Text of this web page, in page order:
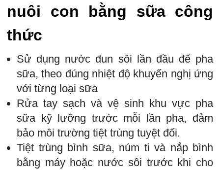
nuôi con bằng sữa công
thức
Sử dụng nước đun sôi lần đầu để pha
sữa, theo đúng nhiệt độ khuyến nghị ứng
với từng loại sữa
Rửa tay sạch và vệ sinh khu vực pha
sữa kỹ lưỡng trước mỗi lần pha, đảm
bảo môi trường tiệt trùng tuyệt đối.
Tiệt trùng bình sữa, núm ti và nắp bình
bằng máy hoặc nước sôi trước khi cho